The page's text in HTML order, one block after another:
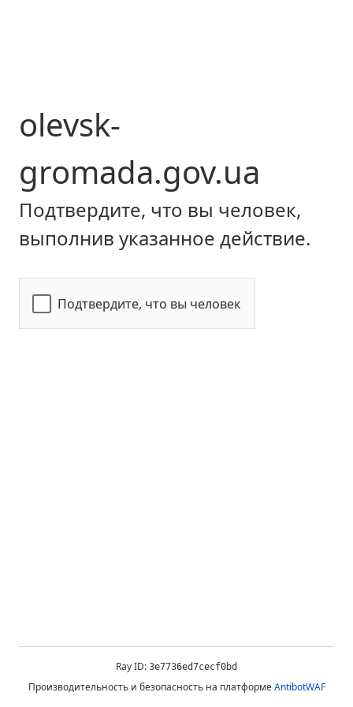
olevsk-
gromada.gov.ua
Подтвердите, что вы человек,
выполнив указанное действие.
Подтвердите, что вы человек
Ray ID: 3e7736ed7cecf0bd
Производительность и безопасность на платформеAntibotWAF